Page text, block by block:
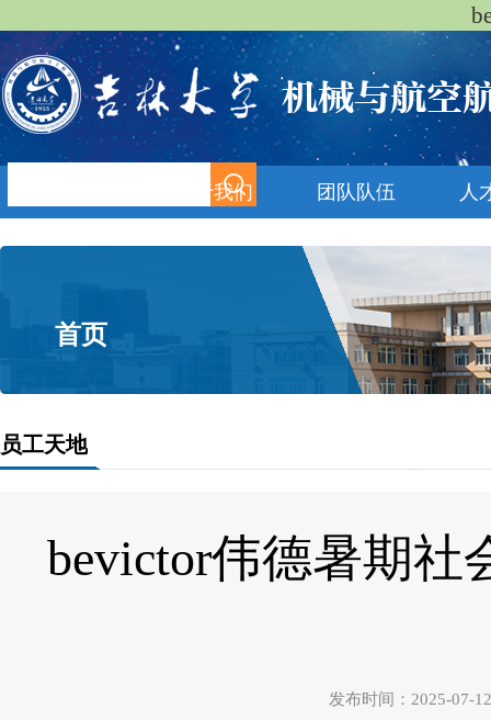
关于我们 团队队伍 人
首页
员工天地
bevictor伟德暑期
发布时间：2025-